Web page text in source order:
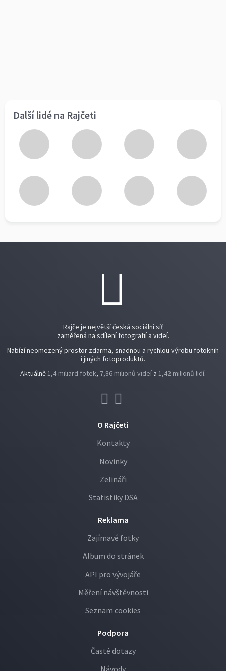
Další lidé na Rajčeti
Rajče je největší česká sociální síť
zaměřená na sdílení fotografií a videí.
Nabízí neomezený prostor zdarma, snadnou a rychlou výrobu fotoknih
i jiných fotoproduktů.
Aktuálně1,4 miliard fotek, 7,86 milionů videí a 1,42 milionů lidí.
O Rajčeti
Kontakty
Novinky
Zelináři
Statistiky DSA
Reklama
Zajímavé fotky
Album do stránek
API pro vývojáře
Měření návštěvnosti
Seznam cookies
Podpora
Časté dotazy
Návody